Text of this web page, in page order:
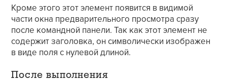
Кроме этого этот элемент появится в видимой
части окна предварительного просмотра сразу
после командной панели. Так как этот элемент не
содержит заголовка, он символически изображен
в виде поля с нулевой длиной.
После выполнения